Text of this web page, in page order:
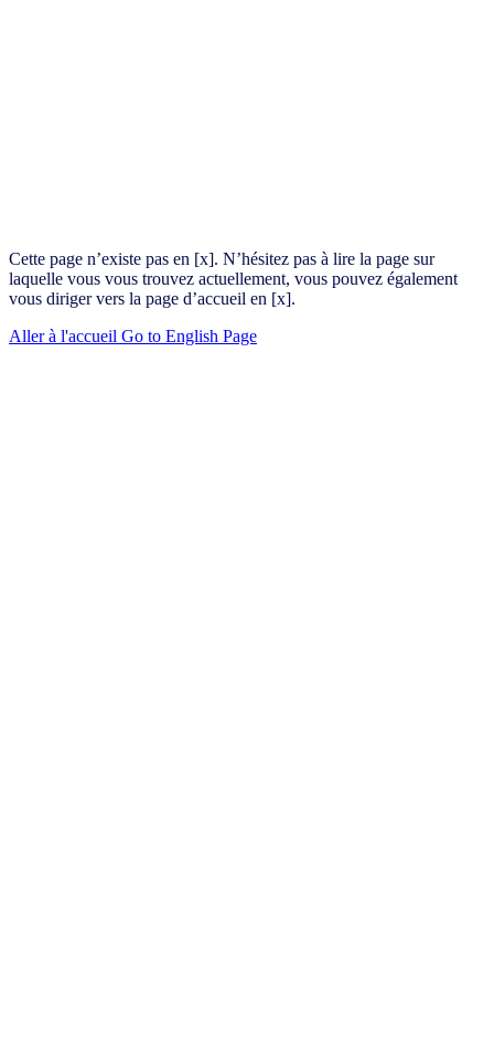
Cette page n’existe pas en [x]. N’hésitez pas à lire la page sur
laquelle vous vous trouvez actuellement, vous pouvez également
vous diriger vers la page d’accueil en [x].
Aller à l'accueil Go to English Page